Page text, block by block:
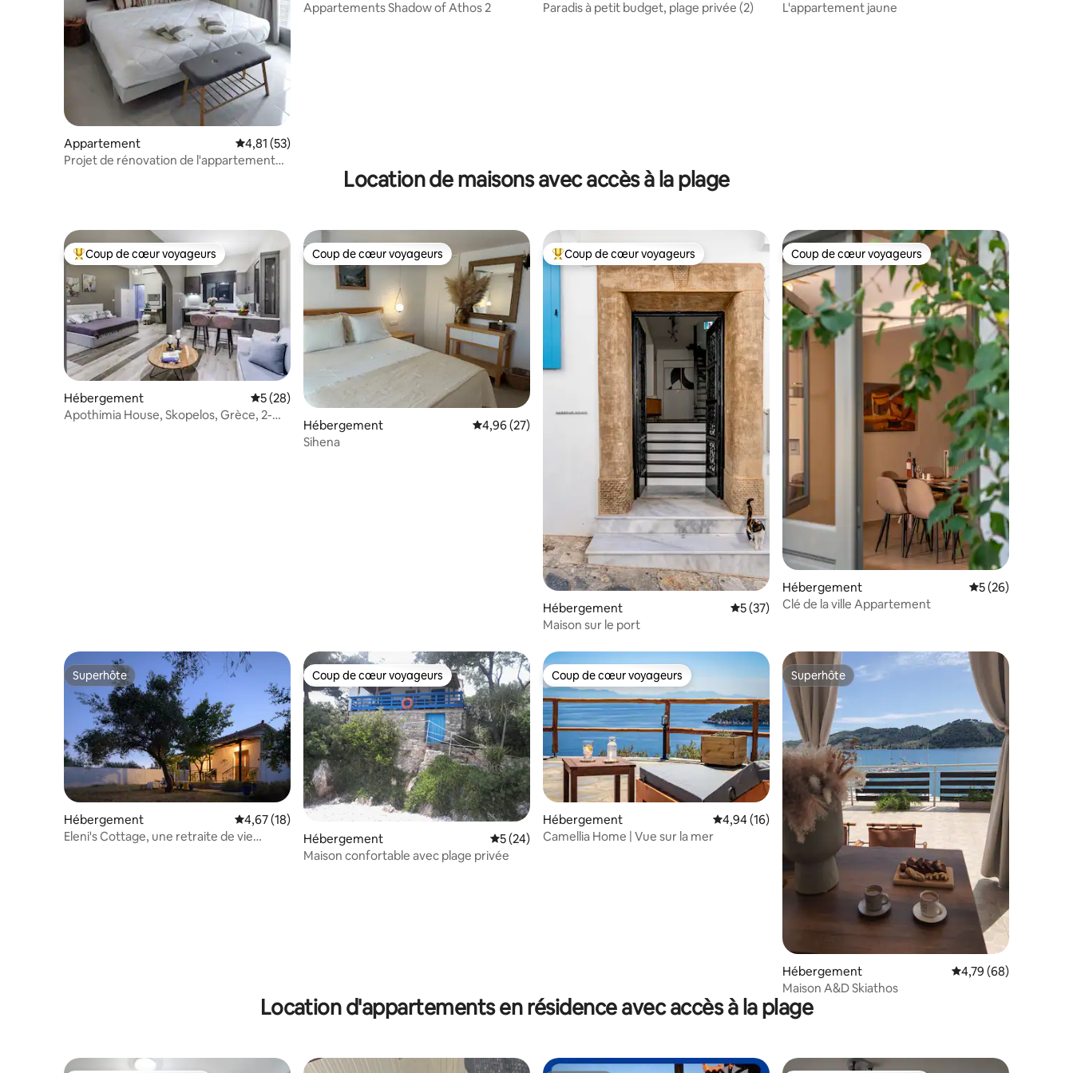
Appartement Évaluation moyenne sur la base de 53 commentaires : 4,81 sur 5
4,81 (53)
Projet de rénovation de l'appartement
Appartements Shadow of Athos 2
Paradis à petit budget, plage privée (2)
L'appartement jaune
Location de maisons avec accès à la plage
Coups de cœur voyageurs les plus appréciés
Coup de cœur voyageurs
Hébergement Évaluation moyenne sur la base de 28 commentaires : 5 sur 5
5 (28)
Apothimia House, Skopelos, Grèce, 2-
Coup de cœur voyageurs
Coup de cœur voyageurs
Hébergement Évaluation moyenne sur la base de 27 commentaires : 4,96 sur 5
4,96 (27)
Sihena
Coups de cœur voyageurs les plus appréciés
Coup de cœur voyageurs
Hébergement Évaluation moyenne sur la base de 37 commentaires : 5 sur 5
5 (37)
Maison sur le port
Coup de cœur voyageurs
Coup de cœur voyageurs
Hébergement Évaluation
5 (26)
Clé de la ville Appartement
Superhôte
Superhôte
Hébergement Évaluation moyenne sur la base de 18 commentaires : 4,67 sur 5
4,67 (18)
Eleni's Cottage, une retraite de vie
Coup de cœur voyageurs
Coup de cœur voyageurs
Hébergement Évaluation moyenne sur la base de 24 commentaires : 5 sur 5
5 (24)
Maison confortable avec plage privée
Coup de cœur voyageurs
Coup de cœur voyageurs
Hébergement Évaluation moyenne sur la base de 16 commentaires : 4,94 sur 5
4,94 (16)
Camellia Home | Vue sur la mer
Superhôte
Superhôte
Hébergement Évaluation moyenne
4,79 (68)
Maison A&D Skiathos
Location d'appartements en résidence avec accès à la plage